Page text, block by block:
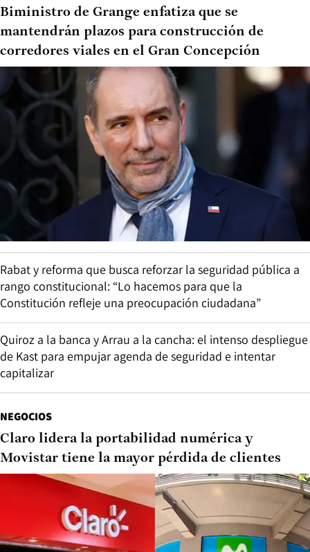
Biministro de Grange enfatiza que se
mantendrán plazos para construcción de
corredores viales en el Gran Concepción
Rabat y reforma que busca reforzar la seguridad pública a
rango constitucional: “Lo hacemos para que la
Constitución refleje una preocupación ciudadana”
Quiroz a la banca y Arrau a la cancha: el intenso despliegue
de Kast para empujar agenda de seguridad e intentar
capitalizar
NEGOCIOS
Claro lidera la portabilidad numérica y
Movistar tiene la mayor pérdida de clientes